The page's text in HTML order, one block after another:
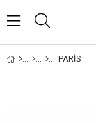
PARIS